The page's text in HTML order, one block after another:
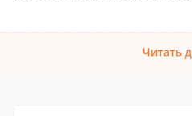
Читать